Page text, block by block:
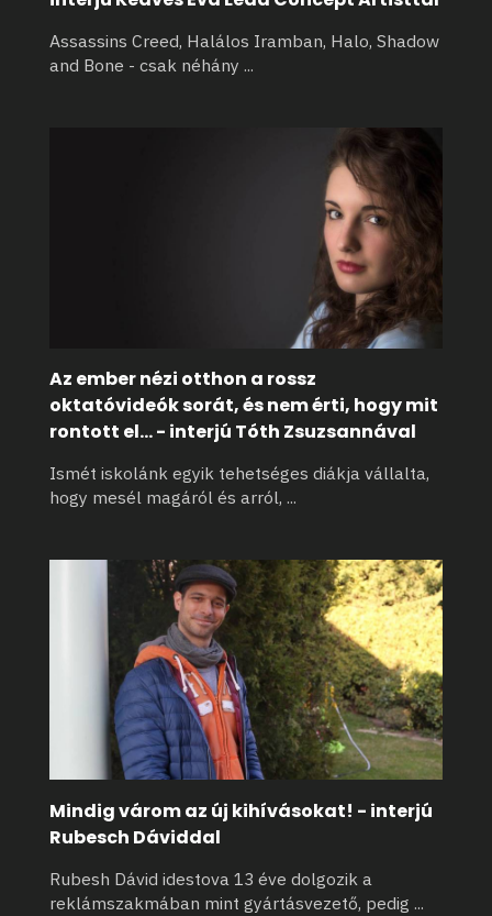
Assassins Creed, Halálos Iramban, Halo, Shadow
and Bone - csak néhány ...
Az ember nézi otthon a rossz
oktatóvideók sorát, és nem érti, hogy mit
rontott el... - interjú Tóth Zsuzsannával
Ismét iskolánk egyik tehetséges diákja vállalta,
hogy mesél magáról és arról, ...
Mindig várom az új kihívásokat! - interjú
Rubesch Dáviddal
Rubesh Dávid idestova 13 éve dolgozik a
reklámszakmában mint gyártásvezető, pedig ...